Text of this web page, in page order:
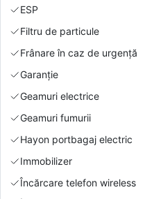
ESP
Filtru de particule
Frânare în caz de urgență
Garanție
Geamuri electrice
Geamuri fumurii
Hayon portbagaj electric
Immobilizer
Încărcare telefon wireless